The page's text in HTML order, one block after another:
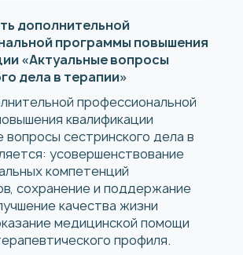
дополнительной
программы повышения
«Актуальные вопросы
дела в терапии»
профессиональной
квалификации
вопросы сестринского дела в
усовершенствование
компетенций
сохранение и поддержание
качества жизни
медицинской помощи
профиля.